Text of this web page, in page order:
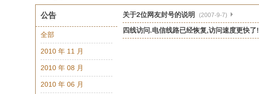
网
关于2位网友封号的说明 (2007-9-7)
四线访问.电信线路已经恢复,访问速度更快了!
公告
全部
2010 年 11 月
2010 年 08 月
2010 年 06 月